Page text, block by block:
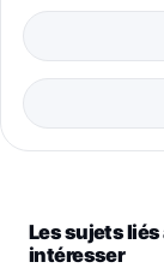
Les sujets
intéresser